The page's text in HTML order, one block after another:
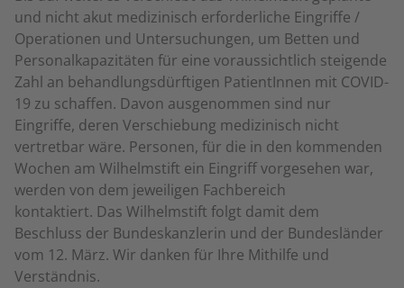
und nicht akut medizinisch erforderliche Eingriffe /
Operationen und Untersuchungen, um Betten und
Personalkapazitäten für eine voraussichtlich steigende
Zahl an behandlungsdürftigen PatientInnen mit COVID-
19 zu schaffen. Davon ausgenommen sind nur
Eingriffe, deren Verschiebung medizinisch nicht
vertretbar wäre. Personen, für die in den kommenden
Wochen am Wilhelmstift ein Eingriff vorgesehen war,
werden von dem jeweiligen Fachbereich
kontaktiert. Das Wilhelmstift folgt damit dem
Beschluss der Bundeskanzlerin und der Bundesländer
vom 12. März. Wir danken für Ihre Mithilfe und
Verständnis.